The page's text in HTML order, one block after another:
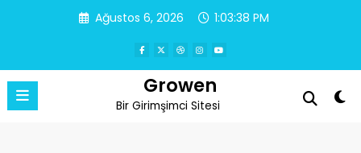
Ağustos 6, 2026 1:03:39 PM
Growen
Bir Girimşimci Sitesi